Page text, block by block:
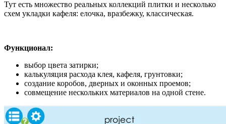
Тут есть множество реальных коллекций плитки и несколько
схем укладки кафеля: елочка, вразбежку, классическая.
Функционал:
выбор цвета затирки;
калькуляция расхода клея, кафеля, грунтовки;
создание коробов, дверных и оконных проемов;
совмещение нескольких материалов на одной стене.